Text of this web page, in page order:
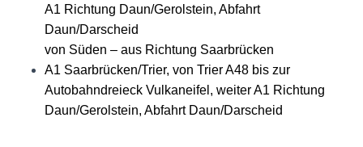
A1 Richtung Daun/Gerolstein, Abfahrt
Daun/Darscheid
von Süden – aus Richtung Saarbrücken
A1 Saarbrücken/Trier, von Trier A48 bis zur
Autobahndreieck Vulkaneifel, weiter A1 Richtung
Daun/Gerolstein, Abfahrt Daun/Darscheid